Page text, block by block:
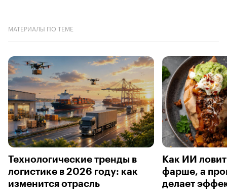
МАТЕРИАЛЫ ПО ТЕМЕ
Технологические тренды в
логистике в 2026 году: как
изменится отрасль
Как ИИ
фарше, а
делает